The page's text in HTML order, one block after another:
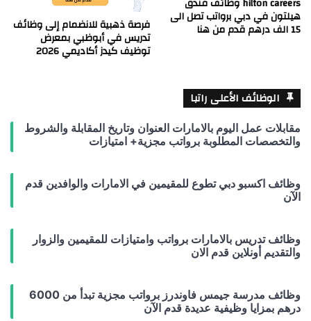
هيلتون في دبي برواتب تصل الى
15 الف درهم قدم من هنا فرصة ذهبية للانضمام إلى وظائف
تدريس في أبوظبي بمعرض
توظيف كيدز أكاديمي 2026
الوظائف الأعلى راتبا
مقابلات عمل اليوم بالامارات العنوان وتاريخ المقابلة والشروط
والتخصصات المطلوبة برواتب مجزية+ امتيازات
وظائف اكسبو دبي تطوع للمقيمين في الامارات والوافدين قدم
الآن
وظائف تدريس بالامارات برواتب وامتيازات للمقيمين والزوار
والتقديم أونلاين قدم الان
وظائف مدرسة جيمس فاوندرز برواتب مجزية تبدأ من 6000
درهم بمزايا وظيفية عديدة قدم الآن